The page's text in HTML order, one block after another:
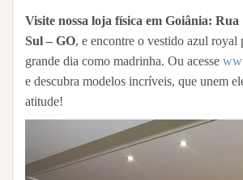
Visite nossa loja física em Goiânia: Rua
Sul – GO, e encontre o vestido azul royal
grande dia como madrinha. Ou acesse
e descubra modelos incríveis, que unem
atitude!